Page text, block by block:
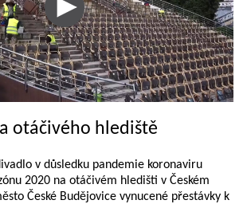
otáčivého hlediště
v důsledku pandemie koronaviru
2020 na otáčivém hledišti v Českém
České Budějovice vynucené přestávky k